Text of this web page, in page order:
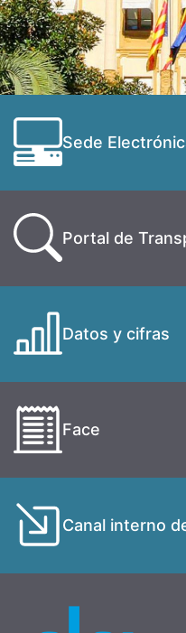
Sede
Portal de
Datos y cifras
Face
Canal interno